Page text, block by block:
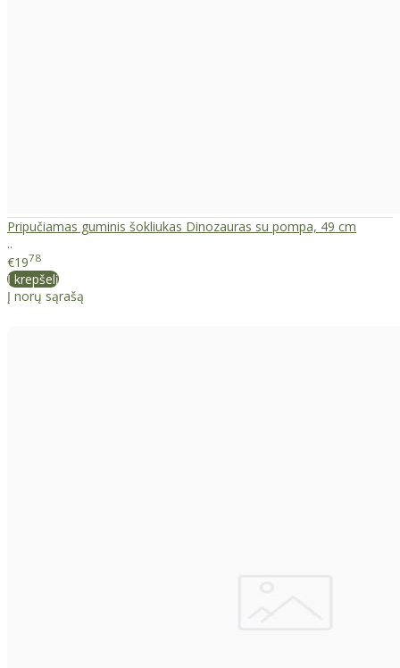
Pripučiamas guminis šokliukas Dinozauras su pompa, 49 cm
..
€1978
Į krepšelį
Į norų sąrašą